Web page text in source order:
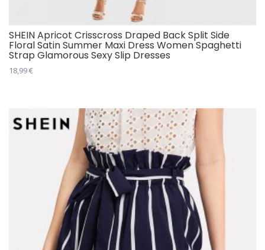
SHEIN Apricot Crisscross Draped Back Split Side
Floral Satin Summer Maxi Dress Women Spaghetti
Strap Glamorous Sexy Slip Dresses
18,99€
има
више
страници
производа.